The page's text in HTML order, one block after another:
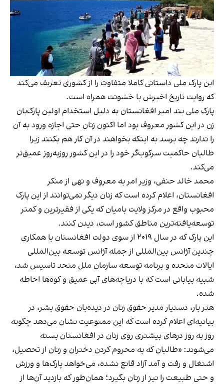
این پارک ملی داستانی کاملا متفاوت را از کشوری تعریف می‌کند
که روایت تاریخ اخیرش با خشونت همراه است.
پارک ملی بند امیر افغانستان به دلیل استخدام اولین پارک‌بان
زن در این کشور معروف بود اما اکنون زنان حتی اجازه ورود به آن
را ندارند چه برسد به اینکه بخواهند در آن کار هم بکنند زیرا
طالبان حاکمیت سرکوب‌گر خود را در این کشور روزبه‌روز عمیق‌تر
می‌کند.
محمد خالد حنفی، وزیر امر به معروف و نهی از منکر
افغانستان، اعلام کرده است که زنان دیگر نمی‌توانند از این پارک
محبوب واقع در مرکز ولایت بامیان که یکی از فقیرترین و کمتر
توسعه‌یافته‌ترین مناطق کشور است، دیدن کنند.
این پارک که در سال ۲۰۱۹ از سوی دولت افغانستان با همکاری
چندین آژانس بین‌المللی از جمله آژانس توسعه بین‌المللی
ایالات متحده و برنامه توسعه سازمان ملل متحد تاسیس شد،
شبیه بیابانی است که با دریاچه‌های آبی عمیق و کوه‌ها احاطه
شده.
هتر بار، دستیار مدیر حقوق زنان در دیده‌بان حقوق بشر، در
بیانیه‌ای اعلام کرده است که این ممنوعیت نشان می‌دهد چگونه
روز به روز درهای بیشتری روی زنان در افغانستان بسته
می‌شوند: «طالبان که به محروم کردن دختران و زنان از تحصیل،
اشتغال و رفت و آمد آزاد قانع نشده، می‌خواهد پارک‌ها و ورزش
و حتی طبیعت را نیز از زنان بگیرد؛ همان‌طور که بازدید آن‌ها از